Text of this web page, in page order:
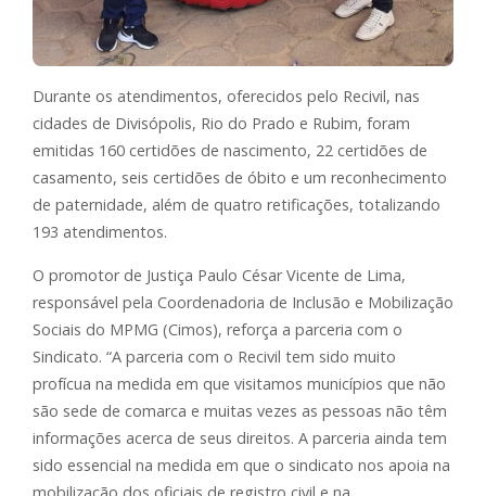
Durante os atendimentos, oferecidos pelo Recivil, nas
cidades de Divisópolis, Rio do Prado e Rubim, foram
emitidas 160 certidões de nascimento, 22 certidões de
casamento, seis certidões de óbito e um reconhecimento
de paternidade, além de quatro retificações, totalizando
193 atendimentos.
O promotor de Justiça Paulo César Vicente de Lima,
responsável pela Coordenadoria de Inclusão e Mobilização
Sociais do MPMG (Cimos), reforça a parceria com o
Sindicato. “A parceria com o Recivil tem sido muito
profícua na medida em que visitamos municípios que não
são sede de comarca e muitas vezes as pessoas não têm
informações acerca de seus direitos. A parceria ainda tem
sido essencial na medida em que o sindicato nos apoia na